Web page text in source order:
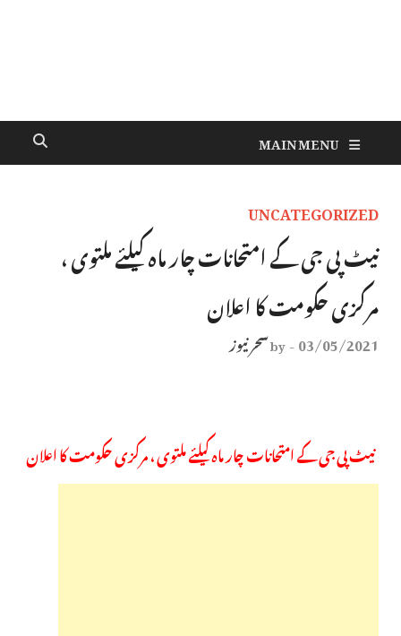
MAIN MENU
UNCATEGORIZED
نیٹ پی جی کے امتحانات چار ماہ کیلئے ملتوی ،
مرکزی حکومت کا اعلان
03/05/2021
-
byسحر نیوز
نیٹ پی جی کے امتحانات چار ماہ کیلئے ملتوی ، مرکزی حکومت کا اعلان